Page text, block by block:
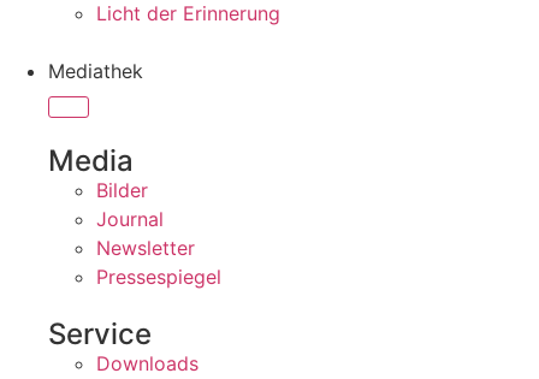
Licht der Erinnerung
Mediathek
Media
Bilder
Journal
Newsletter
Pressespiegel
Service
Downloads